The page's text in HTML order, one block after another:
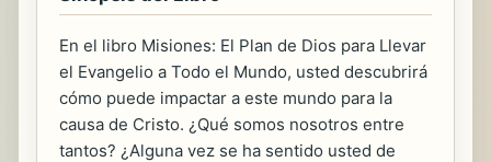
En el libro Misiones: El Plan de Dios para Llevar
el Evangelio a Todo el Mundo, usted descubrirá
cómo puede impactar a este mundo para la
causa de Cristo. ¿Qué somos nosotros entre
tantos? ¿Alguna vez se ha sentido usted de